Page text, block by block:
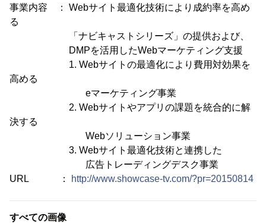
事業内容 ： Webサイト最適化技術により成約率を高め
る
「ナビキャストシリーズ」の提供および、
DMPを活用したWebマーケティング支援
1. Webサイトの最適化により費用対効果を
高める
eマーケティング事業
2. Webサイトやアプリの課題を統合的に解
決する
Webソリューション事業
3. Webサイト最適化技術と連携した
広告トレーディングデスク事業
URL ：
http://www.showcase-tv.com/?pr=20150814
すべての画像